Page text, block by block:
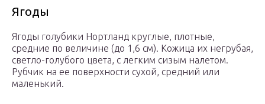
Ягоды
Ягоды голубики Нортланд круглые, плотные,
средние по величине (до 1,6 см). Кожица их негрубая,
светло-голубого цвета, с легким сизым налетом.
Рубчик на ее поверхности сухой, средний или
маленький.